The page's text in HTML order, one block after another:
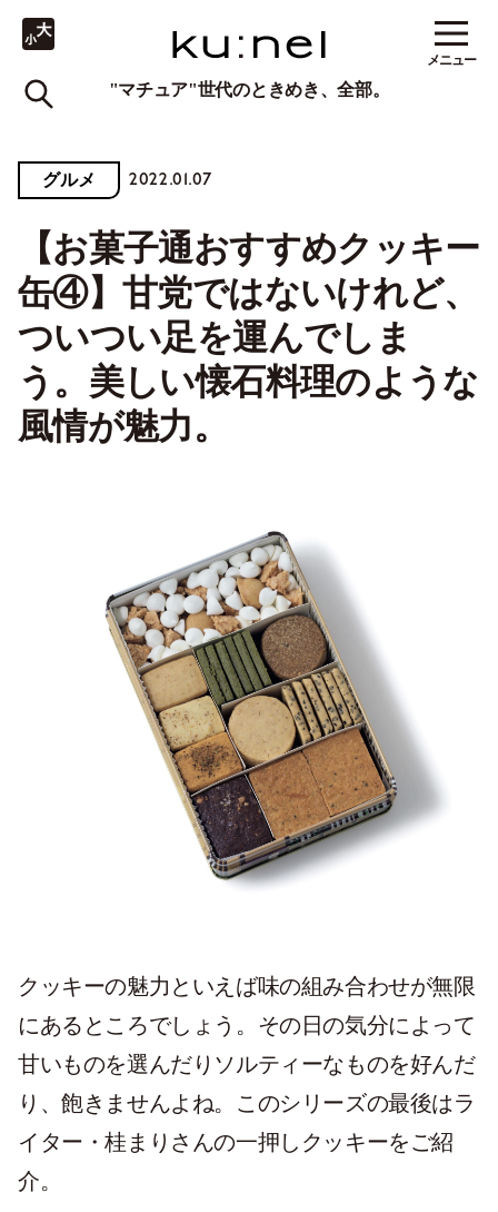
"マチュア"世代のときめき、全部。
メニュー
グルメ 2022.01.07
【お菓子通おすすめクッキー
缶④】甘党ではないけれど、
ついつい足を運んでしま
う。美しい懐石料理のような
風情が魅力。
クッキーの魅力といえば味の組み合わせが無限
にあるところでしょう。その日の気分によって
甘いものを選んだりソルティーなものを好んだ
り、飽きませんよね。このシリーズの最後はラ
イター・桂まりさんの一押しクッキーをご紹
介。